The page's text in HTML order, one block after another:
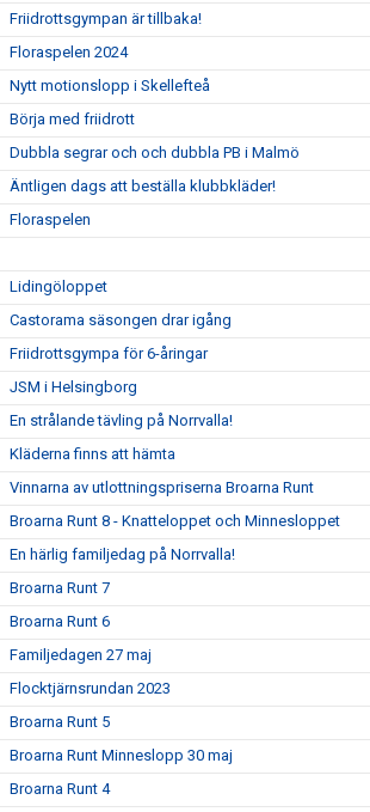
Friidrottsgympan är tillbaka!
Floraspelen 2024
Nytt motionslopp i Skellefteå
Börja med friidrott
Dubbla segrar och och dubbla PB i Malmö
Äntligen dags att beställa klubbkläder!
Floraspelen
Lidingöloppet
Castorama säsongen drar igång
Friidrottsgympa för 6-åringar
JSM i Helsingborg
En strålande tävling på Norrvalla!
Kläderna finns att hämta
Vinnarna av utlottningspriserna Broarna Runt
Broarna Runt 8 - Knatteloppet och Minnesloppet
En härlig familjedag på Norrvalla!
Broarna Runt 7
Broarna Runt 6
Familjedagen 27 maj
Flocktjärnsrundan 2023
Broarna Runt 5
Broarna Runt Minneslopp 30 maj
Broarna Runt 4